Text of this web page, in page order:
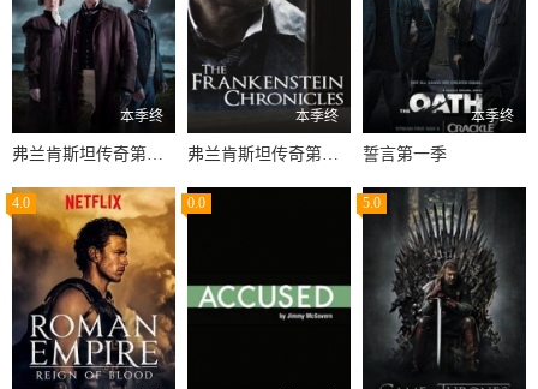
本季终 本季终 本季终
誓言第一季
4.0 0.0 5.0